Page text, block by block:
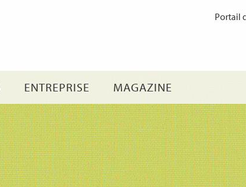
ENTREPRISE MAGAZINE
Portail